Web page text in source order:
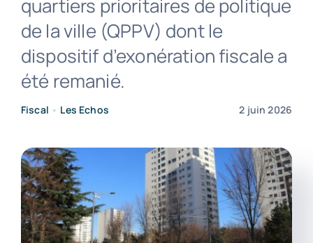
quartiers prioritaires de politique
de la ville (QPPV) dont le
dispositif d’exonération fiscale a
été remanié.
Fiscal • Les Echos 2 juin 2026